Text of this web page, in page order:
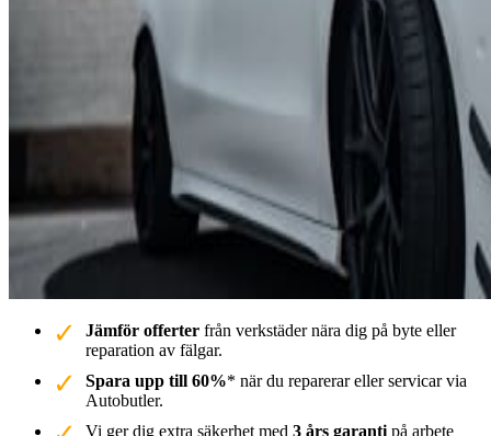
Jämför offerter från verkstäder nära dig på byte eller
reparation av fälgar.
Spara upp till 60%* när du reparerar eller servicar via
Autobutler.
Vi ger dig extra säkerhet med 3 års garanti på arbete